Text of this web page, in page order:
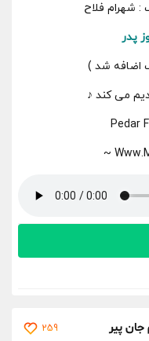
شهرام فلاح
پدر
اضافه شد )
می کند ♪
Pedar
جان پیر 259